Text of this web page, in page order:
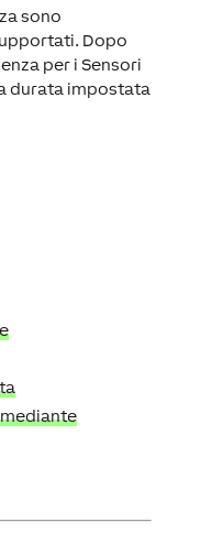
sono
Dopo
per i Sensori
durata impostata